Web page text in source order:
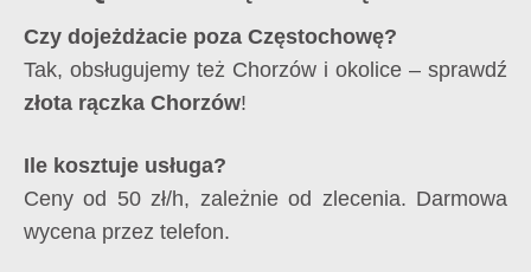
Czy dojeżdżacie poza Częstochowę?
Tak, obsługujemy też Chorzów i okolice – sprawdź
złota rączka Chorzów!
Ile kosztuje usługa?
Ceny od 50 zł/h, zależnie od zlecenia. Darmowa
wycena przez telefon.